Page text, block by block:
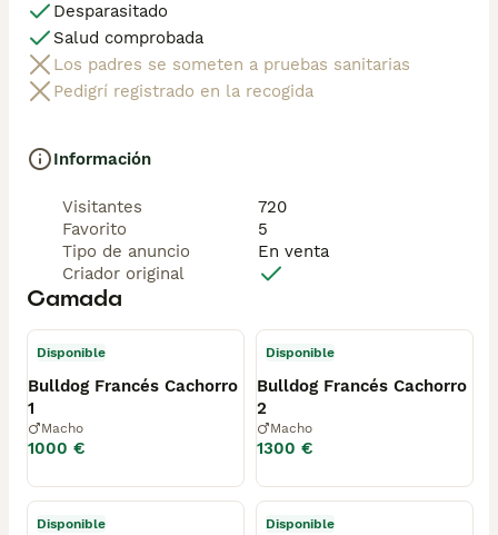
Desparasitado
Salud comprobada
Los padres se someten a pruebas sanitarias
Pedigrí registrado en la recogida
Información
Visitantes
720
Favorito
5
Tipo de anuncio
En venta
Criador original
Camada
Disponible
Bulldog Francés Cachorro
1
Macho
1000 €
Disponible
Bulldog Francés Cachorro
2
Macho
1300 €
Disponible Disponible